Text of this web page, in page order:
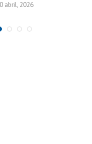
març, 2026